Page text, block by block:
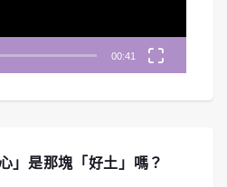
00:41
」是那塊「好土」嗎？